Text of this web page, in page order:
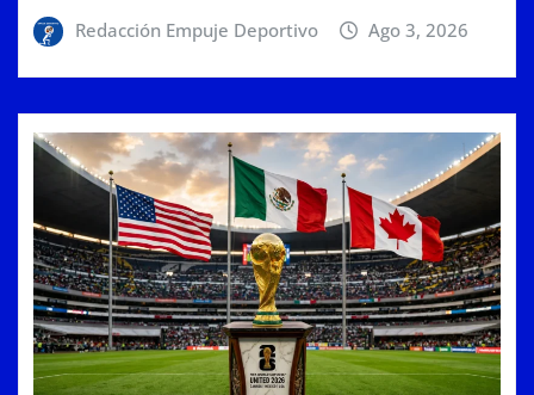
Redacción Empuje Deportivo Ago 3, 2026